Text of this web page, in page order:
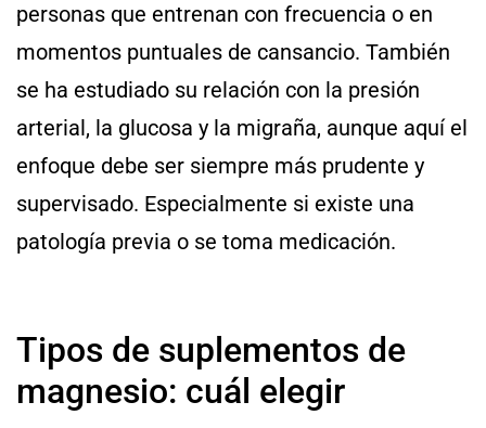
personas que entrenan con frecuencia o en
momentos puntuales de cansancio. También
se ha estudiado su relación con la presión
arterial, la glucosa y la migraña, aunque aquí el
enfoque debe ser siempre más prudente y
supervisado. Especialmente si existe una
patología previa o se toma medicación.
Tipos de suplementos de
magnesio: cuál elegir